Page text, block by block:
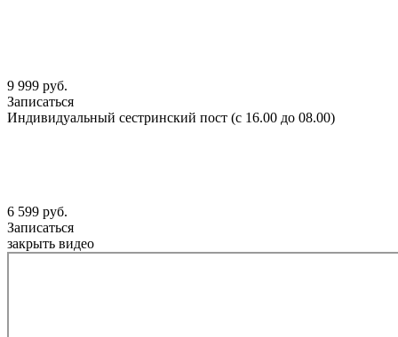
9 999 руб.
Записаться
Индивидуальный сестринский пост (с 16.00 до 08.00)
6 599 руб.
Записаться
закрыть видео